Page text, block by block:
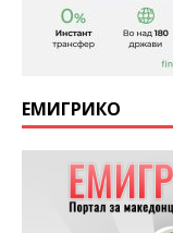
ЕМИГРИКО